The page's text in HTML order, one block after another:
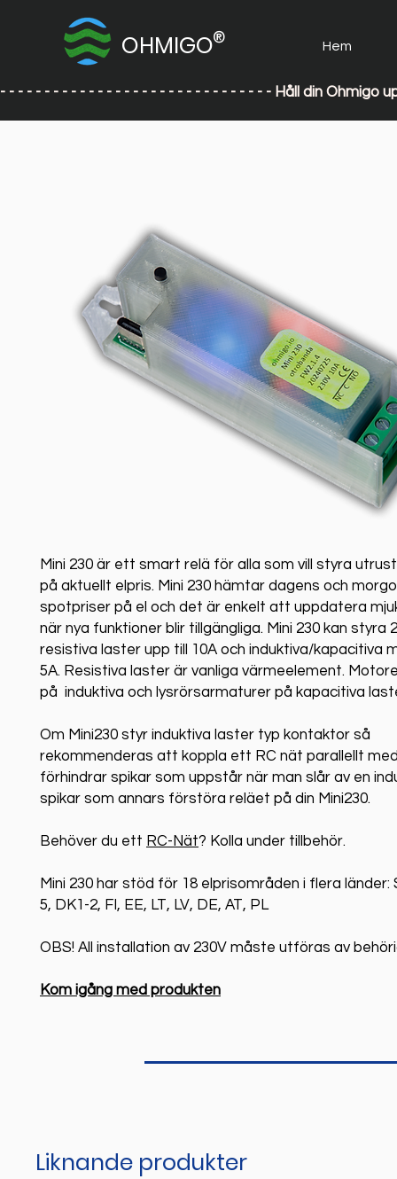
OHMIGO® Hem
- - - - - - - - - - - - - - - - - - - - - - - - - - - - - - - Håll din
Mini 230 är ett smart relä för alla som vill styra
på aktuellt elpris. Mini 230 hämtar dagens och
spotpriser på el och det är enkelt att uppdatera
när nya funktioner blir tillgängliga. Mini 230 kan styra
resistiva laster upp till 10A och induktiva/kapacitiva
5A. Resistiva laster är vanliga värmeelement.
på induktiva och lysrörsarmaturer på kapacitiva
Om Mini230 styr induktiva laster typ kontaktor så
rekommenderas att koppla ett RC nät parallellt
förhindrar spikar som uppstår när man slår av en
spikar som annars förstöra reläet på din Mini230.
Behöver du ett RC-Nät? Kolla under tillbehör.
Mini 230 har stöd för 18 elprisområden i flera länder:
5, DK1-2, FI, EE, LT, LV, DE, AT, PL
OBS! All installation av 230V måste utföras av
Kom igång med produkten
Liknande produkter